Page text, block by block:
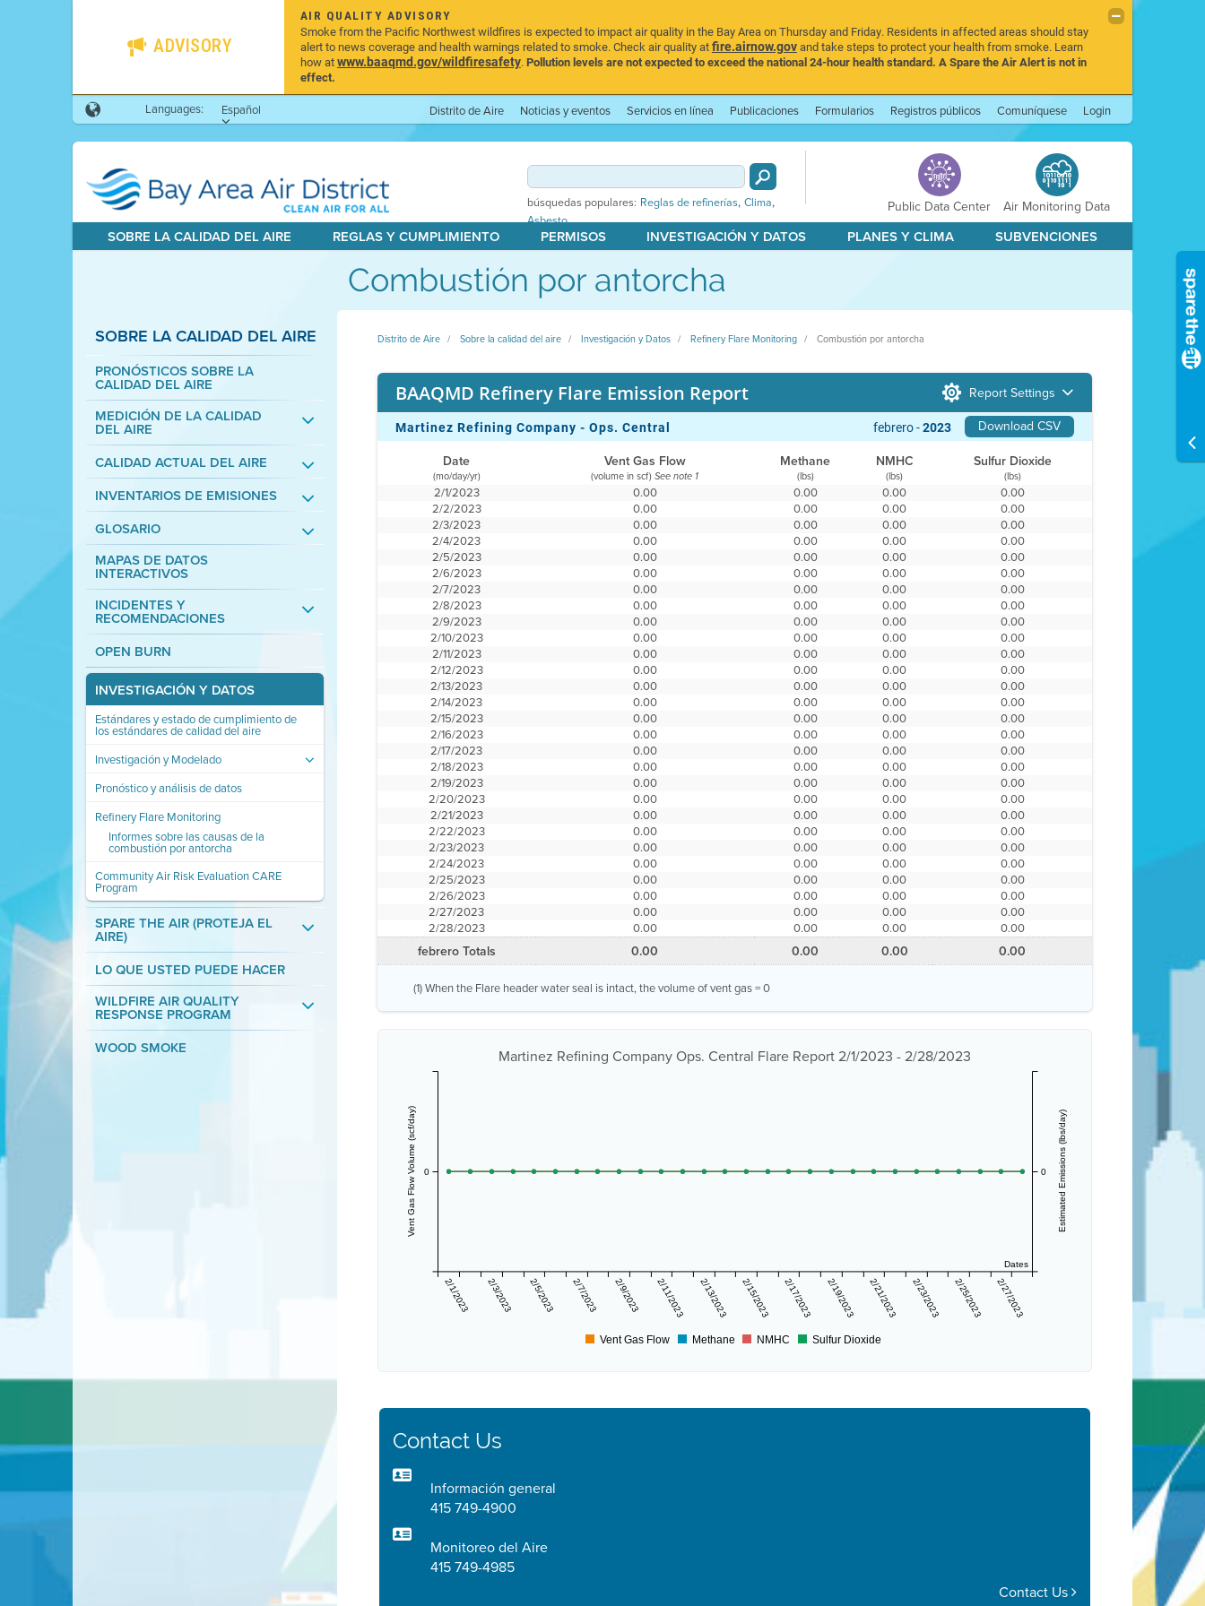
ADVISORY
AIR QUALITY ADVISORY
Smoke from the Pacific Northwest wildfires is expected to impact air quality in the Bay Area on Thursday and Friday. Residents in affected areas should stay
alert to news coverage and health warnings related to smoke. Check air quality atfire.airnow.govand take steps to protect your health from smoke. Learn
how atwww.baaqmd.gov/wildfiresafety.Pollution levels are not expected to exceed the national 24-hour health standard. A Spare the Air Alert is not in
effect.
Languages: Español Distrito de Aire Noticias y eventos Servicios en línea Publicaciones Formularios Registros públicos Comuníquese Login
búsquedas populares: Reglas de refinerías, Clima,
Asbesto
Public Data Center Air Monitoring Data
SOBRE LA CALIDAD DEL AIRE REGLAS Y CUMPLIMIENTO PERMISOS INVESTIGACIÓN Y DATOS PLANES Y CLIMA SUBVENCIONES
Combustión por antorcha
SOBRE LA CALIDAD DEL AIRE
PRONÓSTICOS SOBRE LA
CALIDAD DEL AIRE
MEDICIÓN DE LA CALIDAD
DEL AIRE
CALIDAD ACTUAL DEL AIRE
INVENTARIOS DE EMISIONES
GLOSARIO
MAPAS DE DATOS
INTERACTIVOS
INCIDENTES Y
RECOMENDACIONES
OPEN BURN
INVESTIGACIÓN Y DATOS
Estándares y estado de cumplimiento de
los estándares de calidad del aire
Investigación y Modelado
Pronóstico y análisis de datos
Refinery Flare Monitoring
Informes sobre las causas de la
combustión por antorcha
Community Air Risk Evaluation CARE
Program
SPARE THE AIR (PROTEJA EL
AIRE)
LO QUE USTED PUEDE HACER
WILDFIRE AIR QUALITY
RESPONSE PROGRAM
WOOD SMOKE
Distrito de Aire Sobre la calidad del aire Investigación y Datos Refinery Flare Monitoring Combustión por antorcha
BAAQMD Refinery Flare Emission Report Report Settings
Martinez Refining Company - Ops. Central Download CSV
febrero -2023
Date Vent Gas Flow Methane NMHC Sulfur Dioxide
(mo/day/yr) (volume in scf)See note 1 (lbs) (lbs) (lbs)
2/1/2023 0.00 0.00 0.00
0.00
2/2/2023
0.00 0.00 0.00
0.00
2/3/2023
0.00 0.00 0.00
0.00
2/4/2023
0.00 0.00 0.00
0.00
2/5/2023
0.00 0.00 0.00
0.00
2/6/2023
0.00 0.00 0.00
0.00
2/7/2023
0.00 0.00 0.00
0.00
2/8/2023
0.00 0.00 0.00
0.00
2/9/2023
0.00 0.00 0.00
0.00
2/10/2023
0.00 0.00 0.00
0.00
2/11/2023
0.00 0.00 0.00
0.00
2/12/2023
0.00 0.00 0.00
0.00
2/13/2023
0.00 0.00 0.00
0.00
2/14/2023
0.00 0.00 0.00
0.00
2/15/2023
0.00 0.00 0.00
0.00
2/16/2023
0.00 0.00 0.00
0.00
2/17/2023
0.00 0.00 0.00
0.00
2/18/2023
0.00 0.00 0.00
0.00
2/19/2023
0.00 0.00 0.00
0.00
2/20/2023
0.00 0.00 0.00
0.00
2/21/2023
0.00 0.00 0.00
0.00
2/22/2023
0.00 0.00 0.00
0.00
2/23/2023
0.00 0.00 0.00
0.00
2/24/2023
0.00 0.00 0.00
0.00
2/25/2023
0.00 0.00 0.00
0.00
2/26/2023
0.00 0.00 0.00
0.00
2/27/2023
0.00 0.00 0.00
0.00
2/28/2023
0.00 0.00 0.00 0.00
febrero Totals 0.00 0.00 0.00 0.00
(1) When the Flare header water seal is intact, the volume of vent gas = 0
Martinez Refining Company Ops. Central Flare Report 2/1/2023 - 2/28/2023
Dates
2/1/2023 2/3/2023 2/5/2023 2/7/2023 2/9/2023 2/11/2023 2/13/2023 2/15/2023 2/17/2023 2/19/2023 2/21/2023 2/23/2023 2/25/2023 2/27/2023
Vent Gas Flow Volume (scf/day) 0 Estimated Emissions (lbs/day)
0
Vent Gas Flow Methane NMHC Sulfur Dioxide
Contact Us
Información general
415 749-4900
Monitoreo del Aire
415 749-4985
Contact Us